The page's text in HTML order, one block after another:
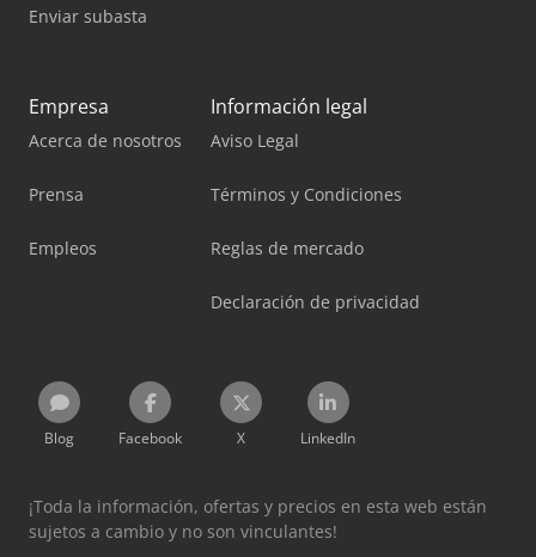
Enviar subasta
Empresa
Acerca de nosotros
Prensa
Empleos
Información legal
Aviso Legal
Términos y Condiciones
Reglas de mercado
Declaración de privacidad
Blog Facebook X LinkedIn
¡Toda la información, ofertas y precios en esta web están
sujetos a cambio y no son vinculantes!